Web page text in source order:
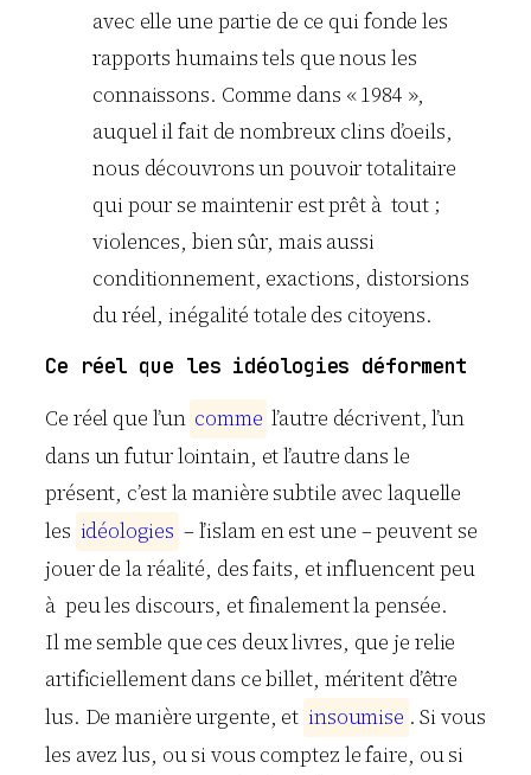
avec elle une partie de ce qui fonde les
rapports humains tels que nous les
connaissons. Comme dans « 1984 »,
auquel il fait de nombreux clins d’oeils,
nous découvrons un pouvoir totalitaire
qui pour se maintenir est prêt à tout ;
violences, bien sûr, mais aussi
conditionnement, exactions, distorsions
du réel, inégalité totale des citoyens.
Ce réel que les idéologies déforment
Ce réel que l’un comme l’autre décrivent, l’un
dans un futur lointain, et l’autre dans le
présent, c’est la manière subtile avec laquelle
les idéologies – l’islam en est une – peuvent se
jouer de la réalité, des faits, et influencent peu
à peu les discours, et finalement la pensée.
Il me semble que ces deux livres, que je relie
artificiellement dans ce billet, méritent d’être
lus. De manière urgente, et insoumise . Si vous
les avez lus, ou si vous comptez le faire, ou si